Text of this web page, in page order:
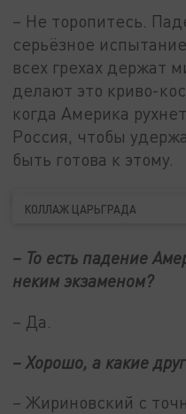
– Не торопитесь.
серьёзное
всех грехах держат
делают это криво-
когда Америка
Россия, чтобы
быть готова к этому.
КОЛЛАЖ ЦАРЬГРАДА
– То есть падение
неким экзаменом?
– Да.
– Хорошо, а какие
– Жириновский с